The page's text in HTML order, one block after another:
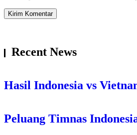
Recent News
Hasil Indonesia vs
Peluang Timnas